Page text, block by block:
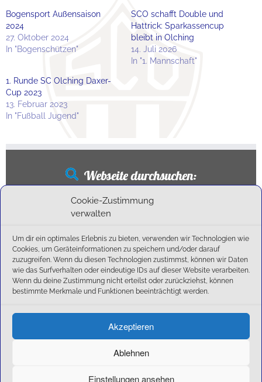
Cookie-Zustimmung
verwalten
Um dir ein optimales Erlebnis zu bieten, verwenden wir Technologien wie
Cookies, um Geräteinformationen zu speichern und/oder darauf
zuzugreifen. Wenn du diesen Technologien zustimmst, können wir Daten
wie das Surfverhalten oder eindeutige IDs auf dieser Website verarbeiten.
Wenn du deine Zustimmung nicht erteilst oder zurückziehst, können
bestimmte Merkmale und Funktionen beeinträchtigt werden.
Akzeptieren
Ablehnen
Einstellungen ansehen
Bogensport Außensaison
2024
27. Oktober 2024
In "Bogenschützen"
SCO schafft Double und
Hattrick: Sparkassencup
bleibt in Olching
14. Juli 2026
In "1. Mannschaft"
1. Runde SC Olching Daxer-
Cup 2023
13. Februar 2023
In "Fußball Jugend"
Webseite durchsuchen:
Neueste Beiträge
Ballschule erweitert!
6:1-Triumph im Heimfinale: Der SC Olching schießt sich zurück in die Landesliga!
Außensaison 2025